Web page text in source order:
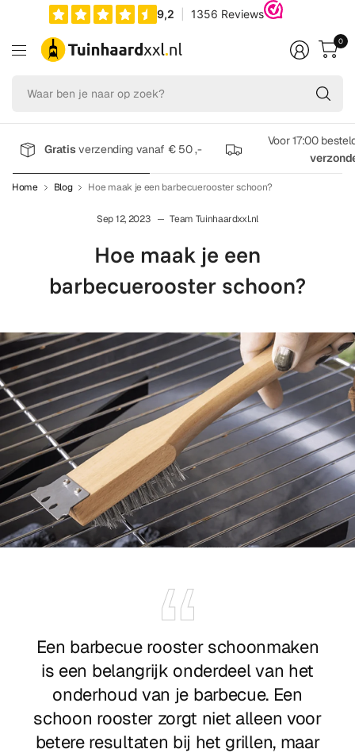
op
0
Gratisverzending vanaf € 50 ,-
Voor 17:00
Home Blog Hoe maak je een barbecuerooster schoon?
Sep 12, 2023 Team Tuinhaardxxl.nl
Hoe maak je een
barbecuerooster schoon?
Een barbecue rooster schoonmaken
is een belangrijk onderdeel van het
onderhoud van je barbecue. Een
schoon rooster zorgt niet alleen voor
betere resultaten bij het grillen, maar